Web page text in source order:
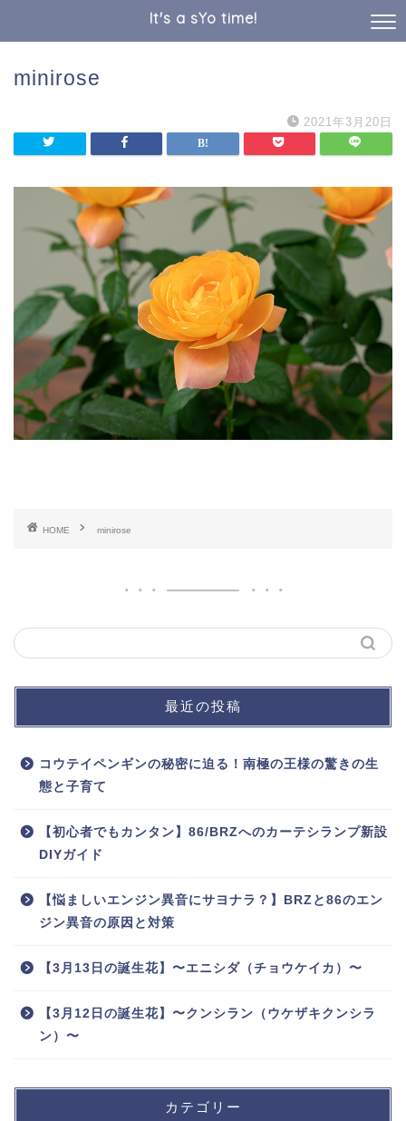
It's a sYo time!
minirose
2021年3月20日
HOME minirose
最近の投稿
コウテイペンギンの秘密に迫る！南極の王様の驚きの生
態と子育て
【初心者でもカンタン】86/BRZへのカーテシランプ新設
DIYガイド
【悩ましいエンジン異音にサヨナラ？】BRZと86のエン
ジン異音の原因と対策
【3月13日の誕生花】〜エニシダ（チョウケイカ）〜
【3月12日の誕生花】〜クンシラン（ウケザキクンシラ
ン）〜
カテゴリー